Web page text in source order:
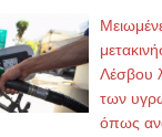
Λέσβου
των
όπως